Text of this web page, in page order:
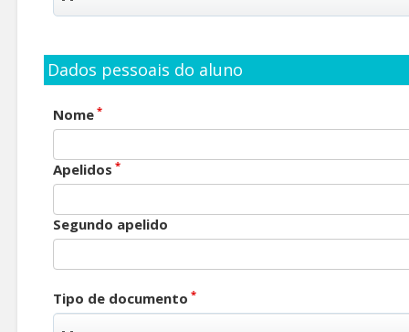
Dados pessoais do aluno
Nome *
Apelidos *
Segundo apelido
Tipo de documento *